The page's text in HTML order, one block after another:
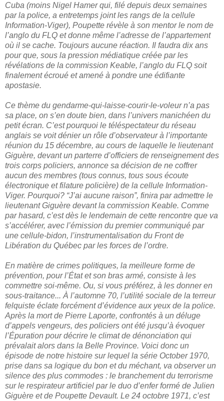
Cuba (moins Nigel Hamer qui, filé depuis deux semaines
par la police, a entretemps joint les rangs de la cellule
Information-Viger), Poupette révèle à son mentor le nom de
l’anglo du FLQ et donne même l’adresse de l’appartement
où il se cache. Toujours aucune réaction. Il faudra dix ans
pour que, sous la pression médiatique créée par les
révélations de la commission Keable, l’anglo du FLQ soit
finalement écroué et amené à pondre une édifiante
apostasie.
Ce thème du gendarme-qui-laisse-courir-le-voleur n’a pas
sa place, on s’en doute bien, dans l’univers manichéen du
petit écran. C’est pourquoi le téléspectateur du réseau
anglais se voit dénier un rôle d’observateur à l’importante
réunion du 15 décembre, au cours de laquelle le lieutenant
Giguère, devant un parterre d’officiers de renseignement des
trois corps policiers, annonce sa décision de ne coffrer
aucun des membres (tous connus, tous sous écoute
électronique et filature policière) de la cellule Information-
Viger. Pourquoi? “J’ai aucune raison”, finira par admettre le
lieutenant Giguère devant la commission Keable. Comme
par hasard, c’est dès le lendemain de cette rencontre que va
s’accélérer, avec l’émission du premier communiqué par
une cellule-bidon, l’instrumentalisation du Front de
Libération du Québec par les forces de l’ordre.
En matière de crimes politiques, la meilleure forme de
prévention, pour l’État et son bras armé, consiste à les
commettre soi-même. Ou, si vous préférez, à les donner en
sous-traitance... À l’automne 70, l’utilité sociale de la terreur
felquiste éclate forcément d’évidence aux yeux de la police.
Après la mort de Pierre Laporte, confrontés à un déluge
d’appels vengeurs, des policiers ont été jusqu’à évoquer
l’Épuration pour décrire le climat de dénonciation qui
prévalait alors dans la Belle Province. Voici donc un
épisode de notre histoire sur lequel la série October 1970,
prise dans sa logique du bon et du méchant, va observer un
silence des plus commodes : le branchement du terrorisme
sur le respirateur artificiel par le duo d’enfer formé de Julien
Giguère et de Poupette Devault. Le 24 octobre 1971, c’est